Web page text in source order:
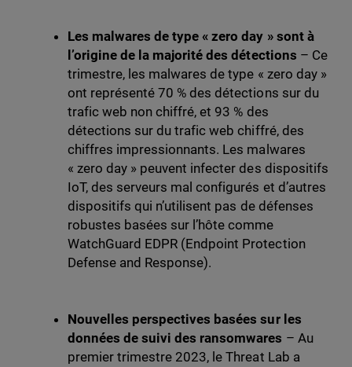
Les malwares de type « zero day » sont à
l’origine de la majorité des détections – Ce
trimestre, les malwares de type « zero day »
ont représenté 70 % des détections sur du
trafic web non chiffré, et 93 % des
détections sur du trafic web chiffré, des
chiffres impressionnants. Les malwares
« zero day » peuvent infecter des dispositifs
IoT, des serveurs mal configurés et d’autres
dispositifs qui n’utilisent pas de défenses
robustes basées sur l’hôte comme
WatchGuard EDPR (Endpoint Protection
Defense and Response).
Nouvelles perspectives basées sur les
données de suivi des ransomwares – Au
premier trimestre 2023, le Threat Lab a